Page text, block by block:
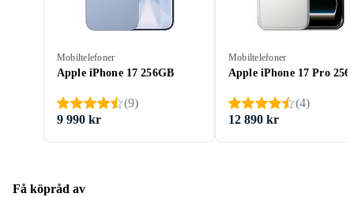
Mobiltelefoner
Apple iPhone 17 256GB
(9)
9 990 kr
Mobiltelefoner
Apple iPhone 17 Pro
(4)
12 890 kr
Få köpråd av